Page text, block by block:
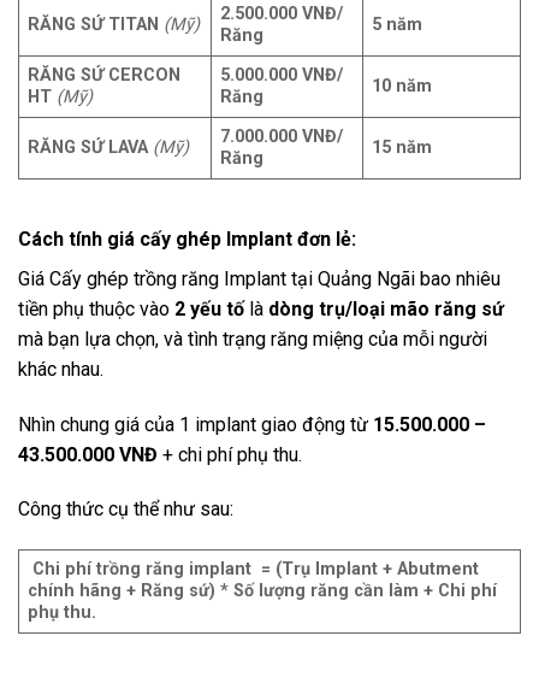
RĂNG SỨ TITAN (Mỹ)
2.500.000 VNĐ/
Răng
5 năm
RĂNG SỨ CERCON
HT (Mỹ)
5.000.000 VNĐ/
Răng
10 năm
RĂNG SỨ LAVA (Mỹ)
7.000.000 VNĐ/
Răng
15 năm
Cách tính giá cấy ghép Implant đơn lẻ:
Giá Cấy ghép trồng răng Implant tại Quảng Ngãi bao nhiêu
tiền phụ thuộc vào 2 yếu tốlà dòng trụ/loại mão răng sứ
mà bạn lựa chọn, và tình trạng răng miệng của mỗi người
khác nhau.
Nhìn chung giá của 1 implant giao động từ 15.500.000 –
43.500.000 VNĐ + chi phí phụ thu.
Công thức cụ thể như sau:
Chi phí trồng răng implant = (Trụ Implant + Abutment
chính hãng + Răng sứ) * Số lượng răng cần làm + Chi phí
phụ thu.